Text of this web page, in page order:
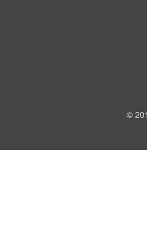
©